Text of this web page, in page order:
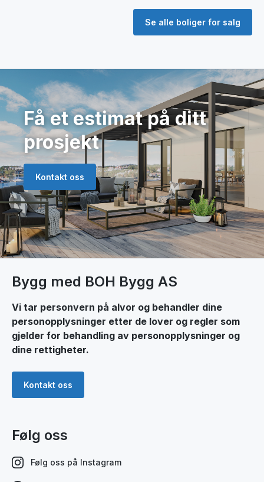
Se alle boliger for salg
Få et estimat på ditt
prosjekt
Kontakt oss
Bygg med BOH Bygg AS
Vi tar personvern på alvor og behandler dine
personopplysninger etter de lover og regler som
gjelder for behandling av personopplysninger og
dine rettigheter.
Kontakt oss
Følg oss
Følg oss på Instagram